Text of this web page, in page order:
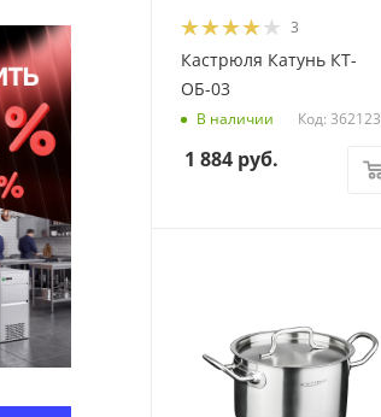
3
Кастрюля Катунь КТ-
ОБ-03
В наличии Код: 362123
1 884 руб.